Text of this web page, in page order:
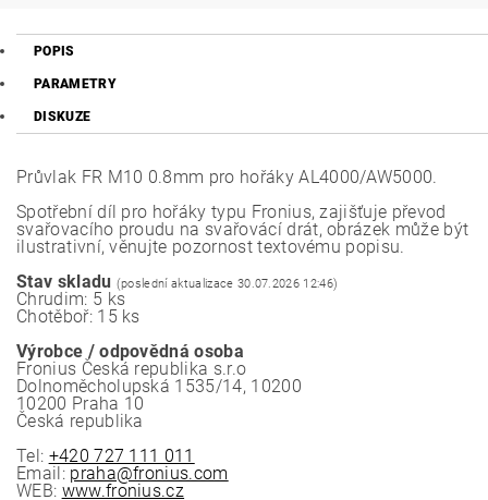
POPIS
PARAMETRY
DISKUZE
Průvlak FR M10 0.8mm pro hořáky AL4000/AW5000.
Spotřební díl pro hořáky typu Fronius, zajišťuje převod
svařovacího proudu na svařovácí drát, obrázek může být
ilustrativní, věnujte pozornost textovému popisu.
Stav skladu (poslední aktualizace 30.07.2026 12:46)
Chrudim: 5 ks
Chotěboř: 15 ks
Výrobce / odpovědná osoba
Fronius Česká republika s.r.o
Dolnoměcholupská 1535/14, 10200
10200 Praha 10
Česká republika
Tel: +420 727 111 011
Email: praha@fronius.com
WEB: www.fronius.cz